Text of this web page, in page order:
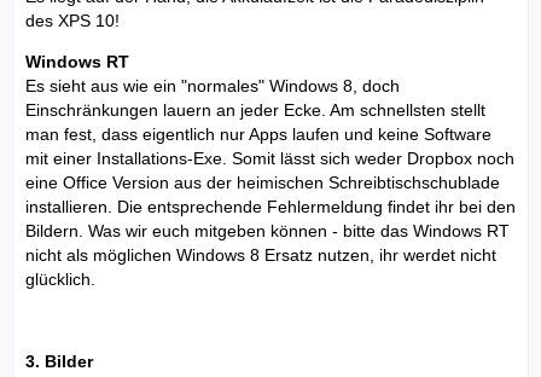
des XPS 10!
Windows RT
Es sieht aus wie ein "normales" Windows 8, doch
Einschränkungen lauern an jeder Ecke. Am schnellsten stellt
man fest, dass eigentlich nur Apps laufen und keine Software
mit einer Installations-Exe. Somit lässt sich weder Dropbox noch
eine Office Version aus der heimischen Schreibtischschublade
installieren. Die entsprechende Fehlermeldung findet ihr bei den
Bildern. Was wir euch mitgeben können - bitte das Windows RT
nicht als möglichen Windows 8 Ersatz nutzen, ihr werdet nicht
glücklich.
3. Bilder